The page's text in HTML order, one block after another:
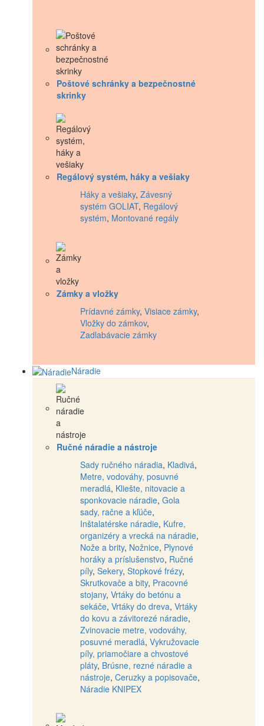
Poštové schránky a bezpečnostné
skrinky
Regálový systém, háky a vešiaky
Háky a vešiaky, Závesný
systém GOLIAT, Regálový
systém, Montované regály
Zámky a vložky
Prídavné zámky, Visiace zámky,
Vložky do zámkov,
Zadlabávacie zámky
Náradie
Ručné náradie a nástroje
Sady ručného náradia, Kladivá,
Metre, vodováhy, posuvné
meradlá, Kliešte, nitovacie a
sponkovacie náradie, Gola
sady, račne a kľúče,
Inštalatérske náradie, Kufre,
organizéry a vrecká na náradie,
Nože a brity, Nožnice, Plynové
horáky a príslušenstvo, Ručné
píly, Sekery, Stopkové frézy,
Skrutkovače a bity, Pracovné
stojany, Vrtáky do betónu a
sekáče, Vrtáky do dreva, Vrtáky
do kovu a závitorezé náradie,
Zvinovacie metre, vodováhy,
posuvné meradlá, Vykružovacie
píly, priamočiare a chvostové
pláty, Brúsne, rezné náradie a
nástroje, Ceruzky a popisovače,
Náradie KNIPEX